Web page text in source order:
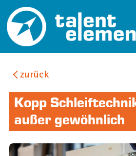
zurück
Kopp
außer gewöhnlich
Filter
Ausbildungen
Branche